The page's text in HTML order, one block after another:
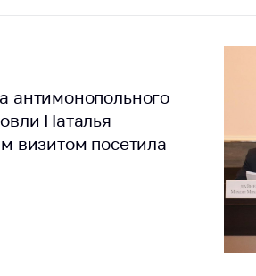
Общественное
проектов
Маркировка
антимонопольного
Наталья
визитом посетила